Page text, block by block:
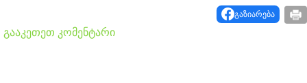
გაზიარება
გააკეთეთ კომენტარი